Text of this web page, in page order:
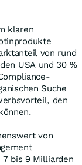
klaren
von rund
USA und 30 %
Suche
den
von
bis 9 Milliarden